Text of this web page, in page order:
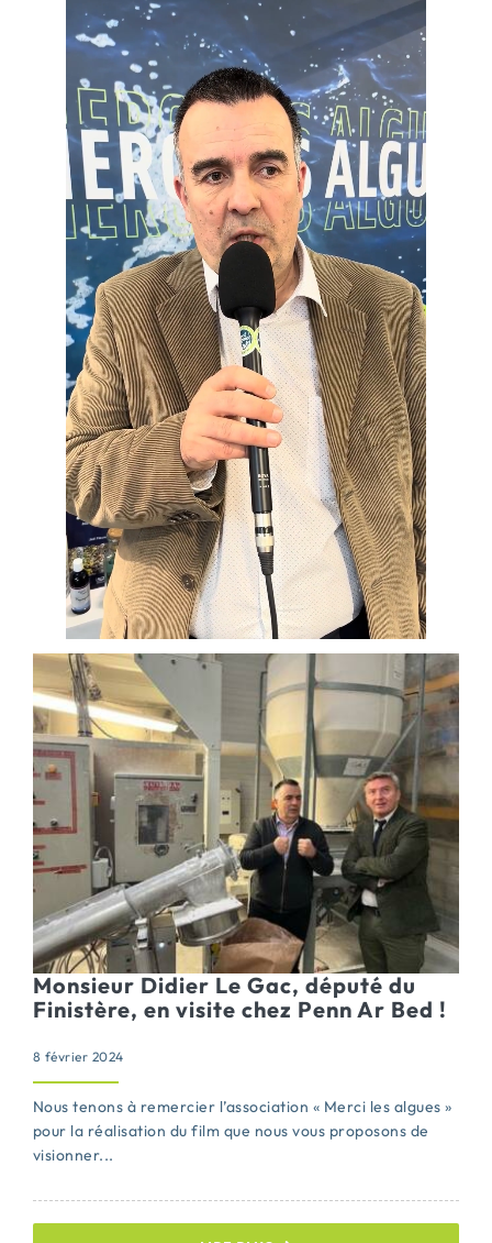
Monsieur Didier Le Gac, député du
Finistère, en visite chez Penn Ar Bed !
8 février 2024
Nous tenons à remercier l’association « Merci les algues »
pour la réalisation du film que nous vous proposons de
visionner...